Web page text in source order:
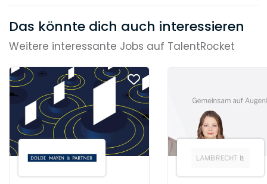
Das könnte dich auch interessieren
Weitere interessante Jobs auf TalentRocket